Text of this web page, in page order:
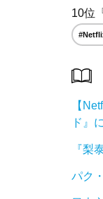
10位
【
ド』
『梨
パク